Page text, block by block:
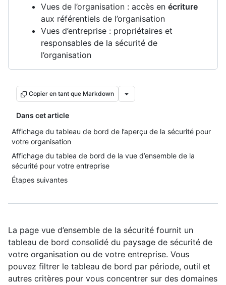
Vues de l’organisation : accès en écriture
aux référentiels de l’organisation
Vues d’entreprise : propriétaires et
responsables de la sécurité de
l’organisation
Copier en tant que Markdown
Dans cet article
Affichage du tableau de bord de l’aperçu de la sécurité pour
votre organisation
Affichage du tablea de bord de la vue d’ensemble de la
sécurité pour votre entreprise
Étapes suivantes
La page vue d’ensemble de la sécurité fournit un
tableau de bord consolidé du paysage de sécurité de
votre organisation ou de votre entreprise. Vous
pouvez filtrer le tableau de bord par période, outil et
autres critères pour vous concentrer sur des domaines